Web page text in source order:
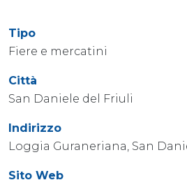
Tipo
Fiere e mercatini
Città
San Daniele del Friuli
Indirizzo
Loggia Guraneriana, San
Sito Web